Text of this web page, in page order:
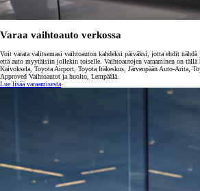
Varaa vaihtoauto verkossa
Voit varata valitsemasi vaihtoauton kahdeksi päiväksi, jotta ehdit nähdä
että auto myytäisiin jollekin toiselle. Vaihtoautojen varaaminen on
Kaivoksela, Toyota Airport, Toyota Itäkeskus, Järvenpään Auto-Arita,
Approved Vaihtoautot ja huolto, Lempäälä.
Lue lisää varaamisesta